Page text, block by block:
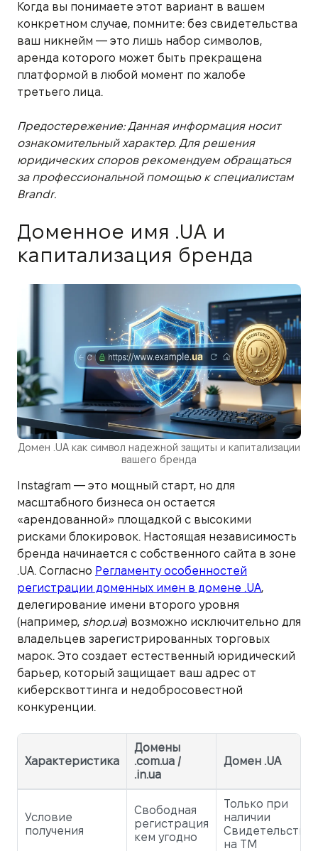
Когда вы понимаете этот вариант в вашем
конкретном случае, помните: без свидетельства
ваш никнейм — это лишь набор символов,
аренда которого может быть прекращена
платформой в любой момент по жалобе
третьего лица.
Предостережение: Данная информация носит
ознакомительный характер. Для решения
юридических споров рекомендуем обращаться
за профессиональной помощью к специалистам
Brandr.
Доменное имя .UA и
капитализация бренда
Домен .UA как символ надежной защиты и капитализации
вашего бренда
Instagram — это мощный старт, но для
масштабного бизнеса он остается
«арендованной» площадкой с высокими
рисками блокировок. Настоящая независимость
бренда начинается с собственного сайта в зоне
.UA. Согласно Регламенту особенностей
регистрации доменных имен в домене .UA,
делегирование имени второго уровня
(например, shop.ua) возможно исключительно для
владельцев зарегистрированных торговых
марок. Это создает естественный юридический
барьер, который защищает ваш адрес от
киберсквоттинга и недобросовестной
конкуренции.
Характеристика
Домены
.com.ua /
.in.ua
Домен .UA
Условие
получения
Свободная
регистрация
кем угодно
Только при
наличии
Свидетельства
на ТМ